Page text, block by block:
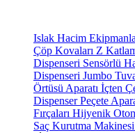
Islak Hacim
Çöp Kovaları Z
Dispenseri Sensörlü
Dispenseri Jumbo
Örtüsü Aparatı İçten
Dispenser Peçete
Fırçaları Hijyenik
Saç Kurutma Makinesi